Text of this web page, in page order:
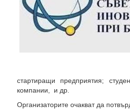
стартиращи предприятия;
компании, и др.
Организаторите очакват да